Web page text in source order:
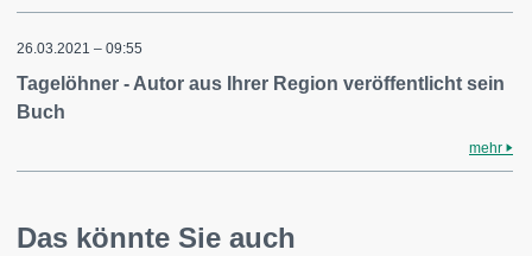
26.03.2021 – 09:55
Tagelöhner - Autor aus Ihrer Region veröffentlicht sein
Buch
mehr
Das könnte Sie auch